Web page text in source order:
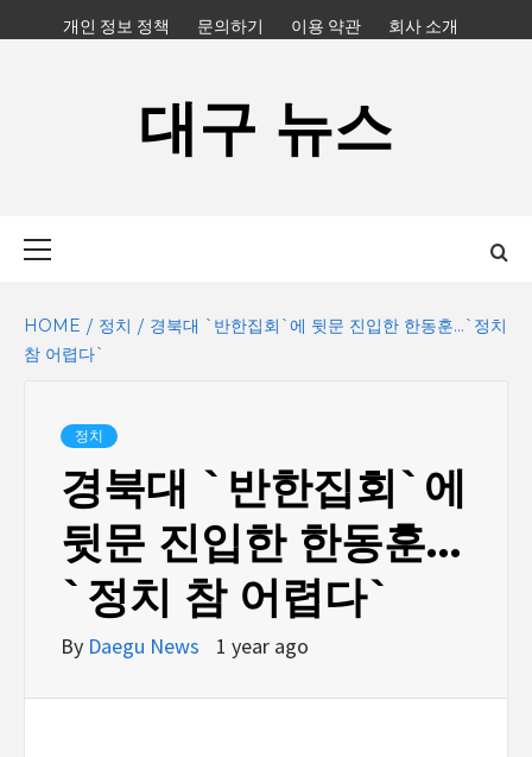
to
개인 정보 정책 문의하기 이용 약관 회사 소개
대구 뉴스
HOME 정치
경북대 `반한집회`에 뒷문 진입한 한동훈…`정치
참 어렵다`
정치
경북대 `반한집회`에
뒷문 진입한 한동훈…
`정치 참 어렵다`
By Daegu News 1 year ago